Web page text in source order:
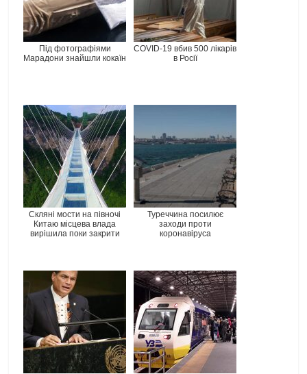
Під фотографіями
Марадони знайшли кокаїн
COVID-19 вбив 500 лікарів
в Росії
Скляні мости на півночі
Китаю місцева влада
вирішила поки закрити
Туреччина посилює
заходи проти
коронавіруса